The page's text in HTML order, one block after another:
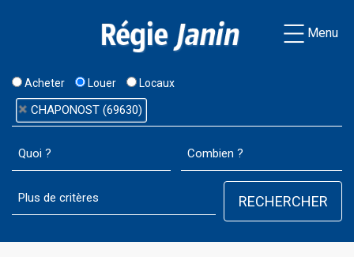
Menu
Acheter Louer Locaux
CHAPONOST (69630)